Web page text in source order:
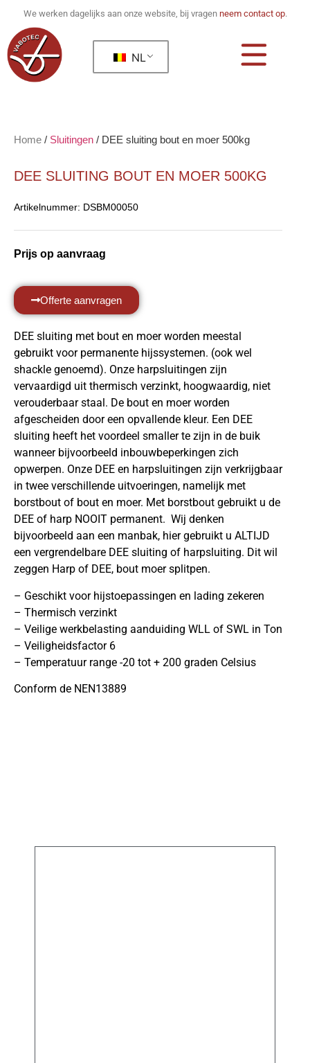
We werken dagelijks aan onze website, bij vragen neem contact op.
NL
Home / Sluitingen / DEE sluiting bout en moer 500kg
DEE SLUITING BOUT EN MOER 500KG
Artikelnummer: DSBM00050
Prijs op aanvraag
Offerte aanvragen
DEE sluiting met bout en moer worden meestal
gebruikt voor permanente hijssystemen. (ook wel
shackle genoemd). Onze harpsluitingen zijn
vervaardigd uit thermisch verzinkt, hoogwaardig, niet
verouderbaar staal. De bout en moer worden
afgescheiden door een opvallende kleur. Een DEE
sluiting heeft het voordeel smaller te zijn in de buik
wanneer bijvoorbeeld inbouwbeperkingen zich
opwerpen. Onze DEE en harpsluitingen zijn verkrijgbaar
in twee verschillende uitvoeringen, namelijk met
borstbout of bout en moer. Met borstbout gebruikt u de
DEE of harp NOOIT permanent. Wij denken
bijvoorbeeld aan een manbak, hier gebruikt u ALTIJD
een vergrendelbare DEE sluiting of harpsluiting. Dit wil
zeggen Harp of DEE, bout moer splitpen.
– Geschikt voor hijstoepassingen en lading zekeren
– Thermisch verzinkt
– Veilige werkbelasting aanduiding WLL of SWL in Ton
– Veiligheidsfactor 6
– Temperatuur range -20 tot + 200 graden Celsius
Conform de NEN13889